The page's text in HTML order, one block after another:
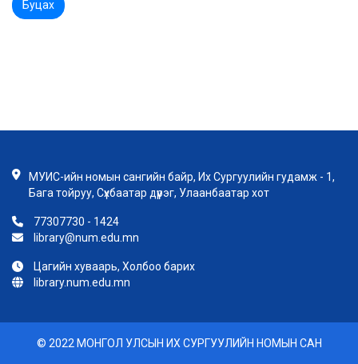
Буцах
МУИС-ийн номын сангийн байр, Их Сургуулийн гудамж - 1,
Бага тойруу, Сүхбаатар дүүрэг, Улаанбаатар хот
77307730 - 1424
library@num.edu.mn
Цагийн хуваарь, Холбоо барих
library.num.edu.mn
© 2022 МОНГОЛ УЛСЫН ИХ СУРГУУЛИЙН НОМЫН САН